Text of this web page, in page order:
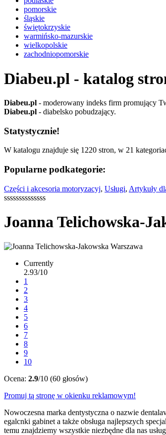
pomorskie
śląskie
świętokrzyskie
warmińsko-mazurskie
wielkopolskie
zachodniopomorskie
Diabeu.pl - katalog
Diabeu.pl - moderowany indeks firm promujący
Diabeu.pl - diabelsko pobudzający.
Statystycznie!
W katalogu znajduje się 1220 stron, w 21
Popularne podkategorie:
Części i akcesoria motoryzacyj, Usługi, Artykuły
ssssssssssssss
Joanna Telichowska-
Currently
2.93/10
1
2
3
4
5
6
7
8
9
10
Ocena: 2.9/10 (60 głosów)
Promuj tą stronę w okienku reklamowym!
Nowoczesna marka dentystyczna o nazwie
egalcnki gabinet a także obsługa najlepszych
temu znajdziemy wszystkie niezbędne dla nas